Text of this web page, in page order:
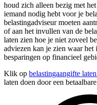
houd zich alleen bezig met
iemand nodig hebt voor je
belastingadviseur moeten
of aan het invullen van de
laten zien hoe je niet zoveel
adviezen kan je zien waar
besparingen op financieel
Klik op belastingaangifte
laten doen door een